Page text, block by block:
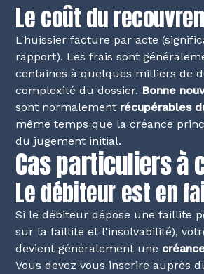
Le coût du
L'huissier facture par acte
rapport). Les frais sont
centaines à quelques milliers de
complexité du dossier. Bonne
sont normalement récupérables
même temps que la créance
du jugement initial.
Cas particuliers à
Le débiteur est en
Si le débiteur dépose une faillite
sur la faillite et l'insolvabilité),
devient généralement une
Vous devez vous inscrire auprès